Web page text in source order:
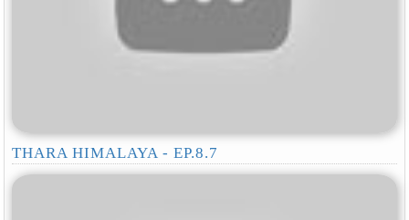
THARA HIMALAYA - EP.8.7